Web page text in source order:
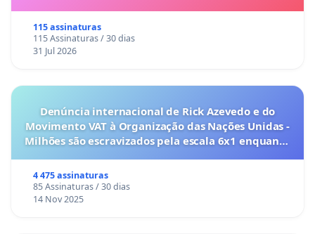
115 assinaturas
115 Assinaturas / 30 dias
31 Jul 2026
Denúncia internacional de Rick Azevedo e do
Movimento VAT à Organização das Nações Unidas -
Milhões são escravizados pela escala 6x1 enquanto
4 475 assinaturas
85 Assinaturas / 30 dias
14 Nov 2025